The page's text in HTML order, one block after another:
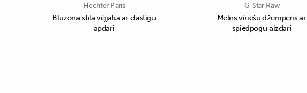
Hechter Paris
Bluzona stila vējjaka ar elastīgu
apdari
G-Star Raw
Melns vīriešu džemperis ar
spiedpogu aizdari